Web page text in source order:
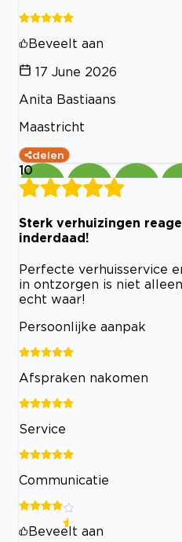
Beveelt aan
17 June 2026
Anita Bastiaans
Maastricht
delen
10
Sterk verhuizingen
inderdaad!
Perfecte verhuisservice
in ontzorgen is niet
echt waar!
Persoonlijke aanpak
Afspraken nakomen
Service
Communicatie
Beveelt aan